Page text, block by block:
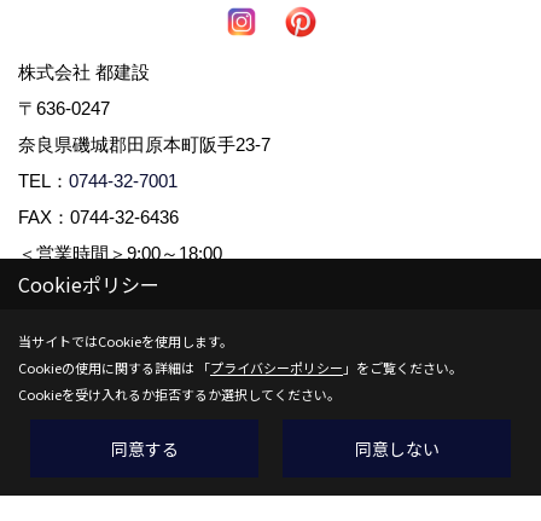
株式会社 都建設
〒636-0247
奈良県磯城郡田原本町阪手23-7
TEL： 0744-32-7001
FAX：0744-32-6436
＜営業時間＞9:00～18:00
＜定休日＞毎週水曜日、木曜日
Copyright (c) 株式会社都建設. All Rights Reserved.
Cookieポリシー
当サイトではCookieを使用します。
Cookieの使用に関する詳細は 「プライバシーポリシー 」をご覧ください。
Cookieを受け入れるか拒否するか選択してください。
同意する 同意しない